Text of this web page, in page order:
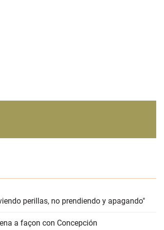
perillas, no prendiendo y apagando"
a façon con Concepción